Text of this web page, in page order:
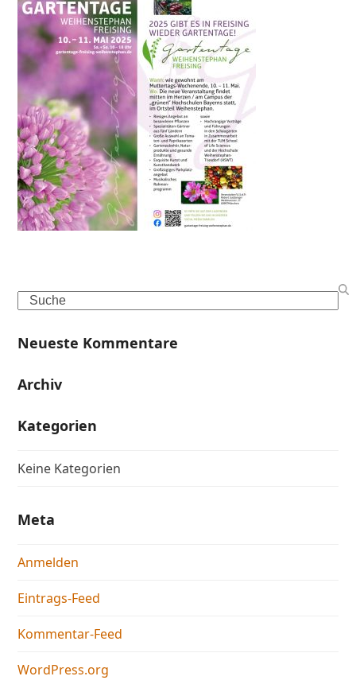
Search
Neueste Kommentare
Archiv
Kategorien
Keine Kategorien
Meta
Anmelden
Eintrags-Feed
Kommentar-Feed
WordPress.org